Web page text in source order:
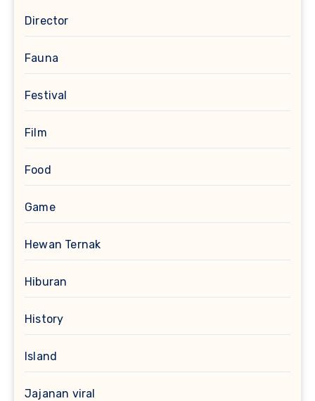
Director
Fauna
Festival
Film
Food
Game
Hewan Ternak
Hiburan
History
Island
Jajanan viral